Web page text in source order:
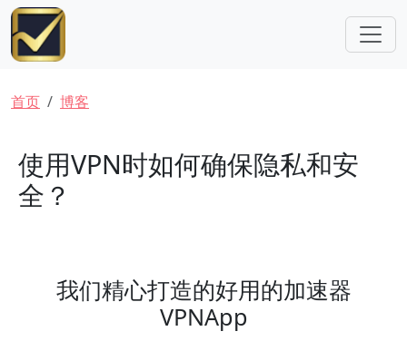
跳转到主要内容
面包屑
首页 博客
使用VPN时如何确保隐私和安
全？
我们精心打造的好用的加速器
VPNApp